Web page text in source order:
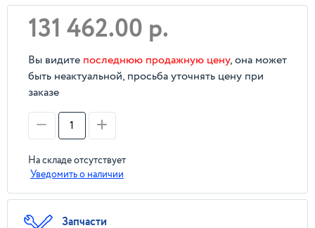
131 462.00 р.
Вы видите последнюю продажную цену, она может
быть неактуальной, просьба уточнять цену при
заказе
На складе отсутствует
Уведомить о наличии
Запчасти